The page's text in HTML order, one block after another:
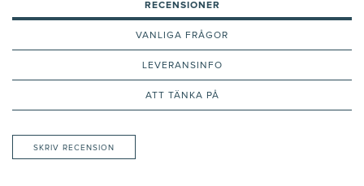
RECENSIONER
VANLIGA FRÅGOR
LEVERANSINFO
ATT TÄNKA PÅ
SKRIV RECENSION